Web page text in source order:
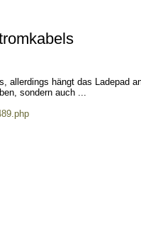
allerdings hängt das Ladepad
sondern auch ...